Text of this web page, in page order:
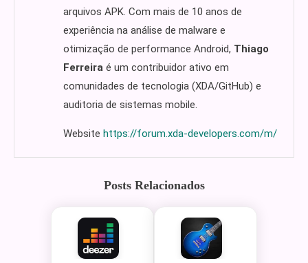
arquivos APK. Com mais de 10 anos de
experiência na análise de malware e
otimização de performance Android, Thiago
Ferreira é um contribuidor ativo em
comunidades de tecnologia (XDA/GitHub) e
auditoria de sistemas mobile.
Website https://forum.xda-developers.com/m/
Posts Relacionados